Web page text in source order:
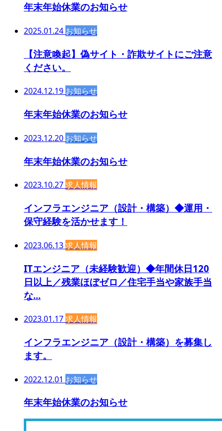
年末年始休業のお知らせ
2025.01.24 お知らせ
【注意喚起】偽サイト・詐欺サイトにご注意
ください。
2024.12.19 お知らせ
年末年始休業のお知らせ
2023.12.20 お知らせ
年末年始休業のお知らせ
2023.10.27求人情報
インフラエンジニア（設計・構築）◆運用・
保守経験を活かせます！
2023.06.13求人情報
ITエンジニア（未経験歓迎）◆年間休日120
日以上／残業ほぼゼロ／住宅手当や家族手当
な...
2023.01.17求人情報
インフラエンジニア（設計・構築）を募集し
ます。
2022.12.01 お知らせ
年末年始休業のお知らせ